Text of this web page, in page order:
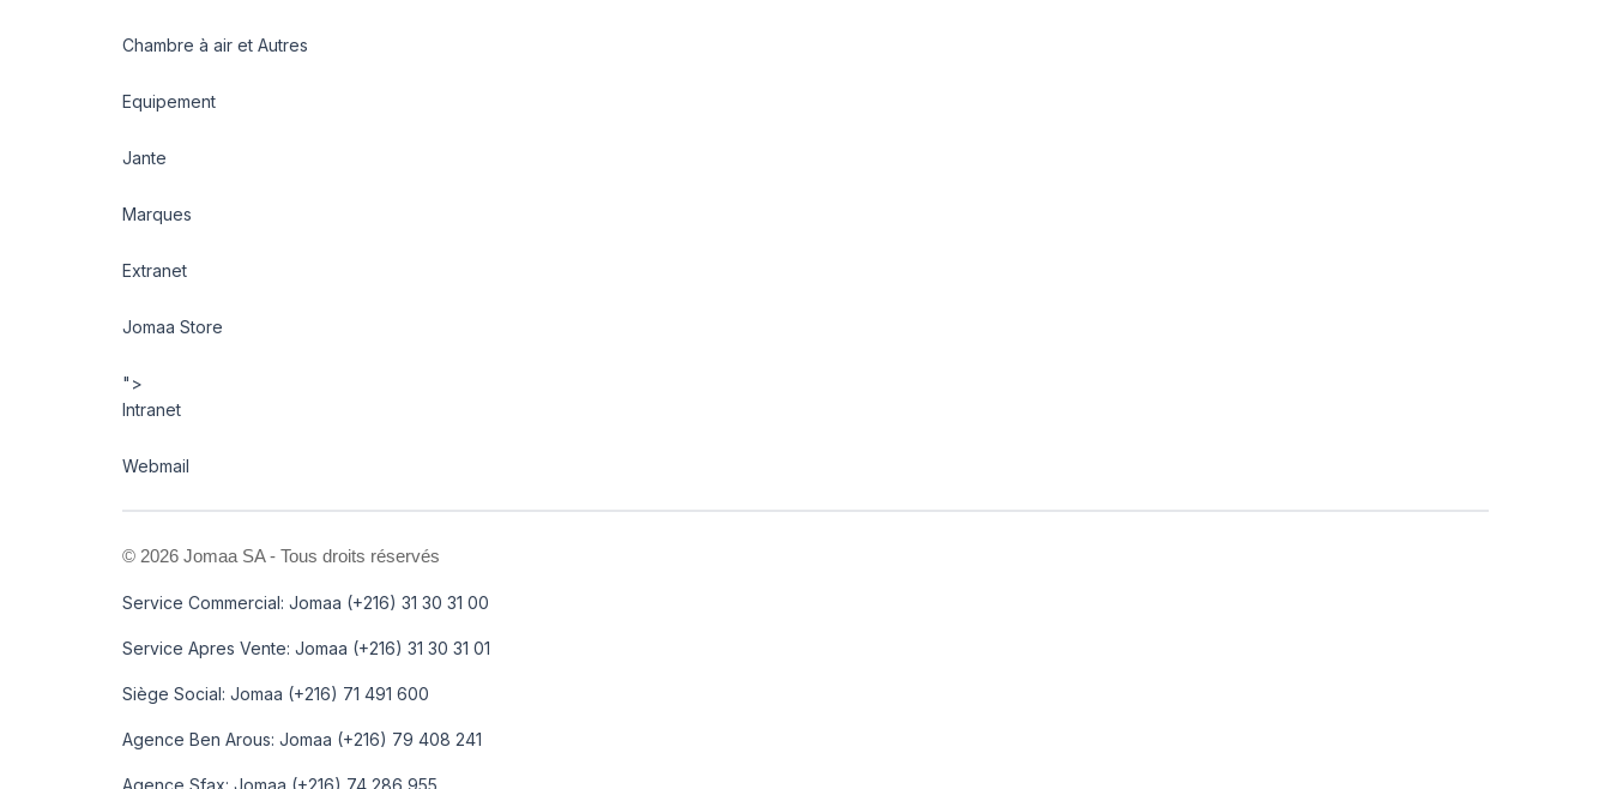
Chambre à air et Autres
Equipement
Jante
Marques
Extranet
Jomaa Store
">
Intranet
Webmail
© 2026 Jomaa SA - Tous droits réservés
Service Commercial: Jomaa (+216) 31 30 31 00
Service Apres Vente: Jomaa (+216) 31 30 31 01
Siège Social: Jomaa (+216) 71 491 600
Agence Ben Arous: Jomaa (+216) 79 408 241
Agence Sfax: Jomaa (+216) 74 286 955